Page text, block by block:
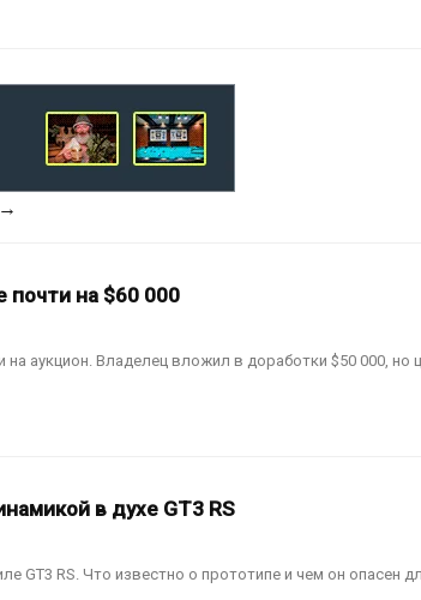
почти на $60 000
аукцион. Владелец вложил в доработки $50 000, но
в духе GT3 RS
GT3 RS. Что известно о прототипе и чем он опасен